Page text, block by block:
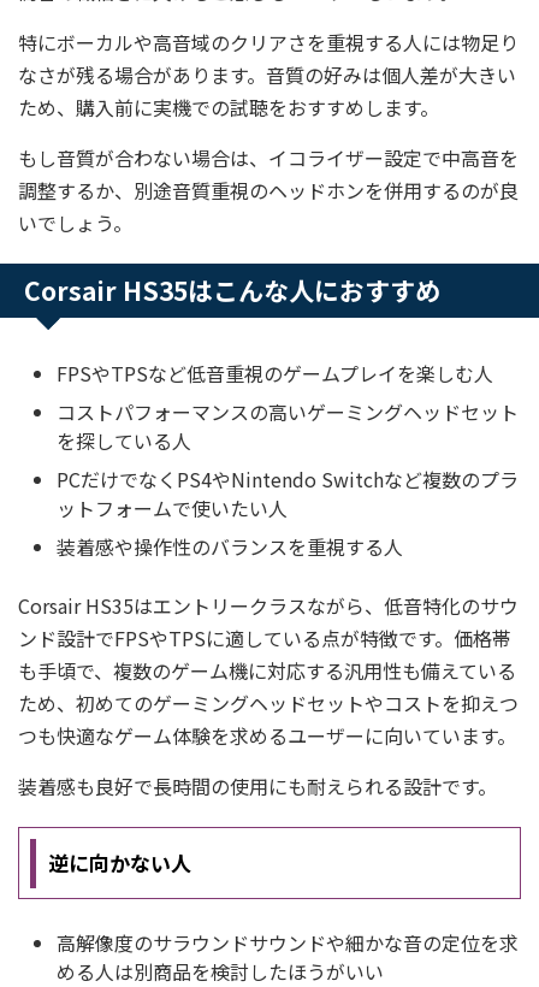
特にボーカルや高音域のクリアさを重視する人には物足り
なさが残る場合があります。音質の好みは個人差が大きい
ため、購入前に実機での試聴をおすすめします。
もし音質が合わない場合は、イコライザー設定で中高音を
調整するか、別途音質重視のヘッドホンを併用するのが良
いでしょう。
Corsair HS35はこんな人におすすめ
FPSやTPSなど低音重視のゲームプレイを楽しむ人
コストパフォーマンスの高いゲーミングヘッドセット
を探している人
PCだけでなくPS4やNintendo Switchなど複数のプラ
ットフォームで使いたい人
装着感や操作性のバランスを重視する人
Corsair HS35はエントリークラスながら、低音特化のサウ
ンド設計でFPSやTPSに適している点が特徴です。価格帯
も手頃で、複数のゲーム機に対応する汎用性も備えている
ため、初めてのゲーミングヘッドセットやコストを抑えつ
つも快適なゲーム体験を求めるユーザーに向いています。
装着感も良好で長時間の使用にも耐えられる設計です。
逆に向かない人
高解像度のサラウンドサウンドや細かな音の定位を求
める人は別商品を検討したほうがいい